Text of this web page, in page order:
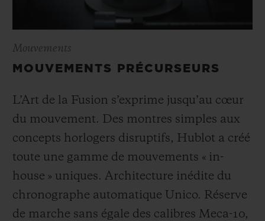
Mouvements
MOUVEMENTS PRÉCURSEURS
L’Art de la Fusion s’exprime jusqu’au cœur
du mouvement. Des montres simples aux
concepts horlogers disruptifs, Hublot a créé
toute une gamme de mouvements « in-
house » uniques. Architecture inédite du
chronographe automatique Unico. Réserve
de marche sans égale des calibres Meca-10,